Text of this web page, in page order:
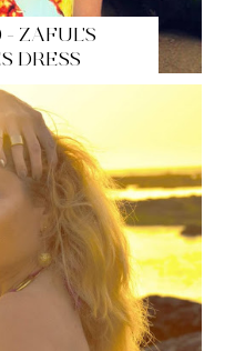
ZAFUL'S
DRESS